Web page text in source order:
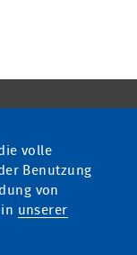
volle
Benutzung
von
unserer